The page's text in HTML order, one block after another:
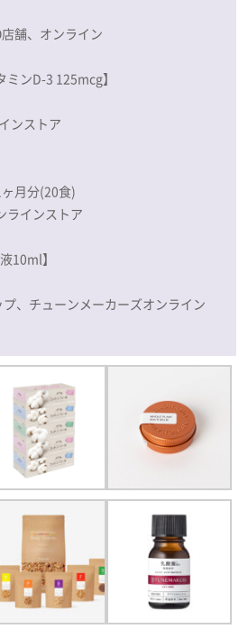
店舗、オンライン
ミンD-3 125mcg】
ンストア
月分(20食)
ラインストア
10ml】
、チューンメーカーズオンライン